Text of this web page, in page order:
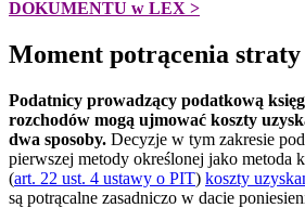
DOKUMENTU w LEX >
Moment potrącenia straty
Podatnicy prowadzący podatkową
rozchodów mogą ujmować koszty
dwa sposoby. Decyzje w tym zakresie
pierwszej metody określonej jako metoda
(art. 22 ust. 4 ustawy o PIT) koszty
są potrącalne zasadniczo w dacie